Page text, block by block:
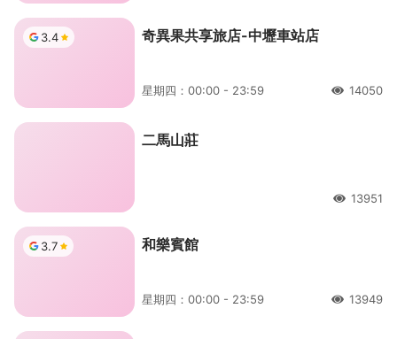
3.4 奇異果共享旅店-中壢車站店
星期四：00:00 - 23:59 人氣14050
二馬山莊
人氣13951
3.7 和樂賓館
星期四：00:00 - 23:59 人氣13949